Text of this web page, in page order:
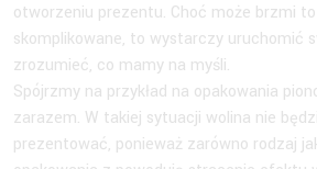
otworzeniu prezentu. Choć może brzmi
skomplikowane, to wystarczy uruchomić
zrozumieć, co mamy na myśli.
Spójrzmy na przykład na opakowania
zarazem. W takiej sytuacji wolina nie
prezentować, ponieważ zarówno rodzaj